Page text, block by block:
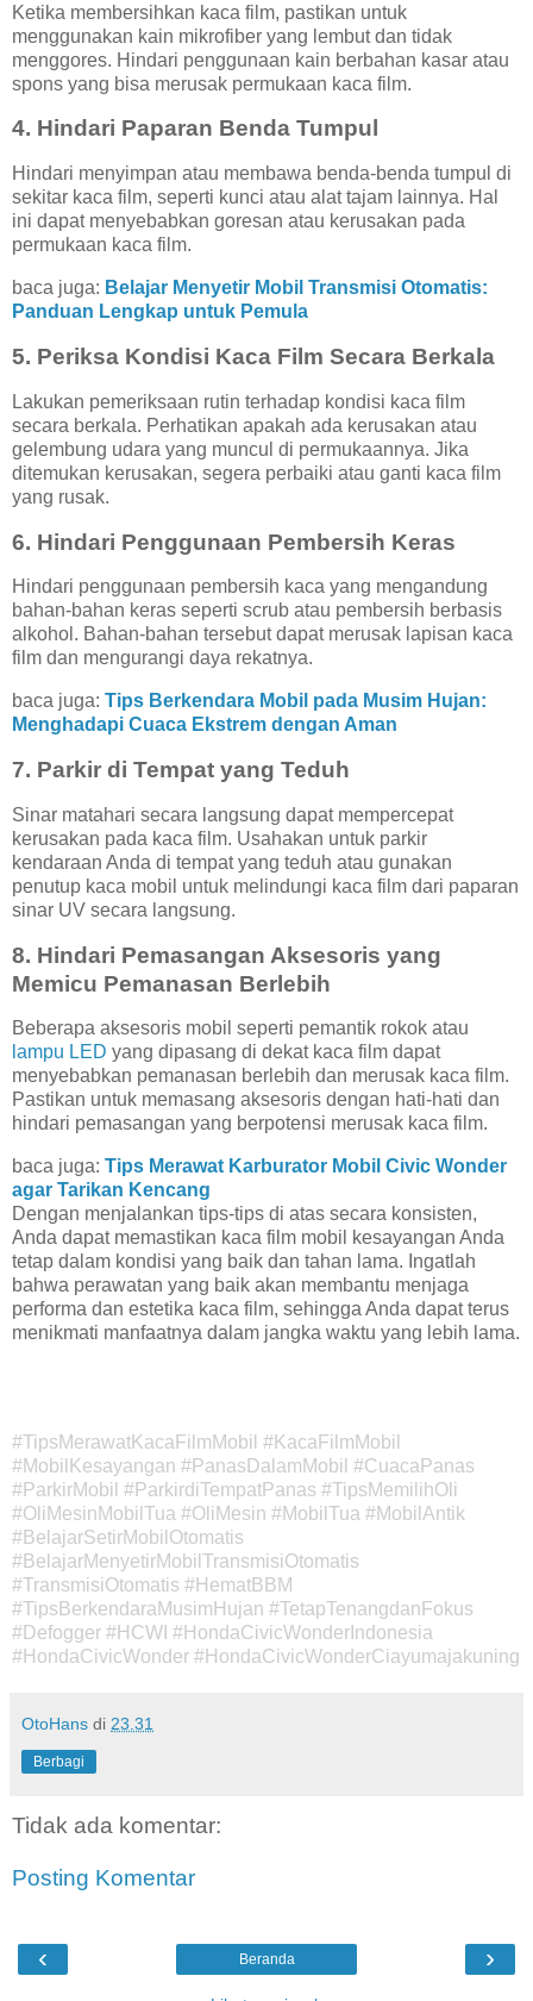
Ketika membersihkan kaca film, pastikan untuk
menggunakan kain mikrofiber yang lembut dan tidak
menggores. Hindari penggunaan kain berbahan kasar atau
spons yang bisa merusak permukaan kaca film.
4. Hindari Paparan Benda Tumpul
Hindari menyimpan atau membawa benda-benda tumpul di
sekitar kaca film, seperti kunci atau alat tajam lainnya. Hal
ini dapat menyebabkan goresan atau kerusakan pada
permukaan kaca film.
baca juga: Belajar Menyetir Mobil Transmisi Otomatis:
Panduan Lengkap untuk Pemula
5. Periksa Kondisi Kaca Film Secara Berkala
Lakukan pemeriksaan rutin terhadap kondisi kaca film
secara berkala. Perhatikan apakah ada kerusakan atau
gelembung udara yang muncul di permukaannya. Jika
ditemukan kerusakan, segera perbaiki atau ganti kaca film
yang rusak.
6. Hindari Penggunaan Pembersih Keras
Hindari penggunaan pembersih kaca yang mengandung
bahan-bahan keras seperti scrub atau pembersih berbasis
alkohol. Bahan-bahan tersebut dapat merusak lapisan kaca
film dan mengurangi daya rekatnya.
baca juga: Tips Berkendara Mobil pada Musim Hujan:
Menghadapi Cuaca Ekstrem dengan Aman
7. Parkir di Tempat yang Teduh
Sinar matahari secara langsung dapat mempercepat
kerusakan pada kaca film. Usahakan untuk parkir
kendaraan Anda di tempat yang teduh atau gunakan
penutup kaca mobil untuk melindungi kaca film dari paparan
sinar UV secara langsung.
8. Hindari Pemasangan Aksesoris yang
Memicu Pemanasan Berlebih
Beberapa aksesoris mobil seperti pemantik rokok atau
lampu LED yang dipasang di dekat kaca film dapat
menyebabkan pemanasan berlebih dan merusak kaca film.
Pastikan untuk memasang aksesoris dengan hati-hati dan
hindari pemasangan yang berpotensi merusak kaca film.
baca juga: Tips Merawat Karburator Mobil Civic Wonder
agar Tarikan Kencang
Dengan menjalankan tips-tips di atas secara konsisten,
Anda dapat memastikan kaca film mobil kesayangan Anda
tetap dalam kondisi yang baik dan tahan lama. Ingatlah
bahwa perawatan yang baik akan membantu menjaga
performa dan estetika kaca film, sehingga Anda dapat terus
menikmati manfaatnya dalam jangka waktu yang lebih lama.
#TipsMerawatKacaFilmMobil #KacaFilmMobil
#MobilKesayangan #PanasDalamMobil #CuacaPanas
#ParkirMobil #ParkirdiTempatPanas #TipsMemilihOli
#OliMesinMobilTua #OliMesin #MobilTua #MobilAntik
#BelajarSetirMobilOtomatis
#BelajarMenyetirMobilTransmisiOtomatis
#TransmisiOtomatis #HematBBM
#TipsBerkendaraMusimHujan #TetapTenangdanFokus
#Defogger #HCWI #HondaCivicWonderIndonesia
#HondaCivicWonder #HondaCivicWonderCiayumajakuning
OtoHans di 23.31
Berbagi
Tidak ada komentar:
Posting Komentar
‹ ›
Beranda